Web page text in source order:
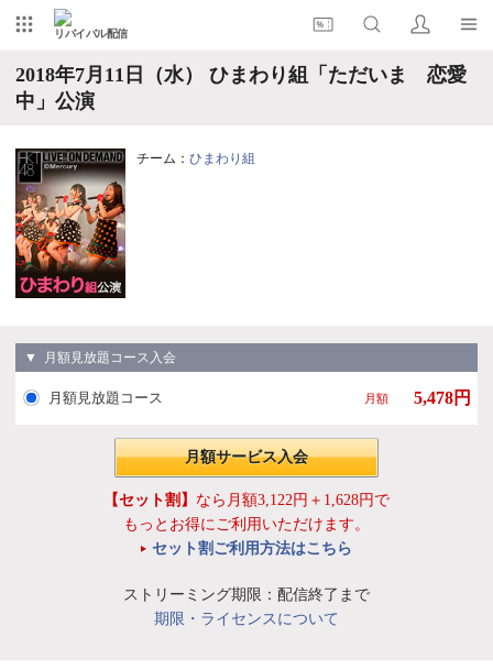
リバイバル配信
2018年7月11日（水） ひまわり組「ただいま 恋愛
中」公演
チーム： ひまわり組
▼ 月額見放題コース入会
月額見放題コース 月額 5,478円
月額サービス入会
【セット割】 なら月額3,122円＋1,628円で
もっとお得にご利用いただけます。
セット割ご利用方法はこちら
ストリーミング期限：配信終了まで
期限・ライセンスについて